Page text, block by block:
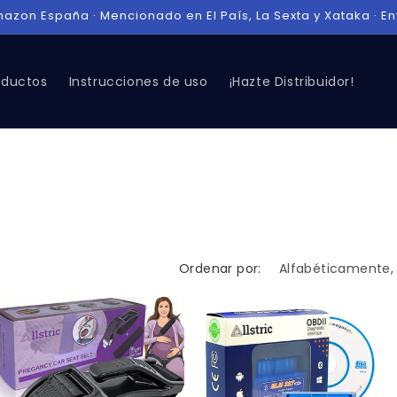
España · Mencionado en El País, La Sexta y Xataka ·
Instrucciones de uso ¡Hazte Distribuidor!
Ordenar por: